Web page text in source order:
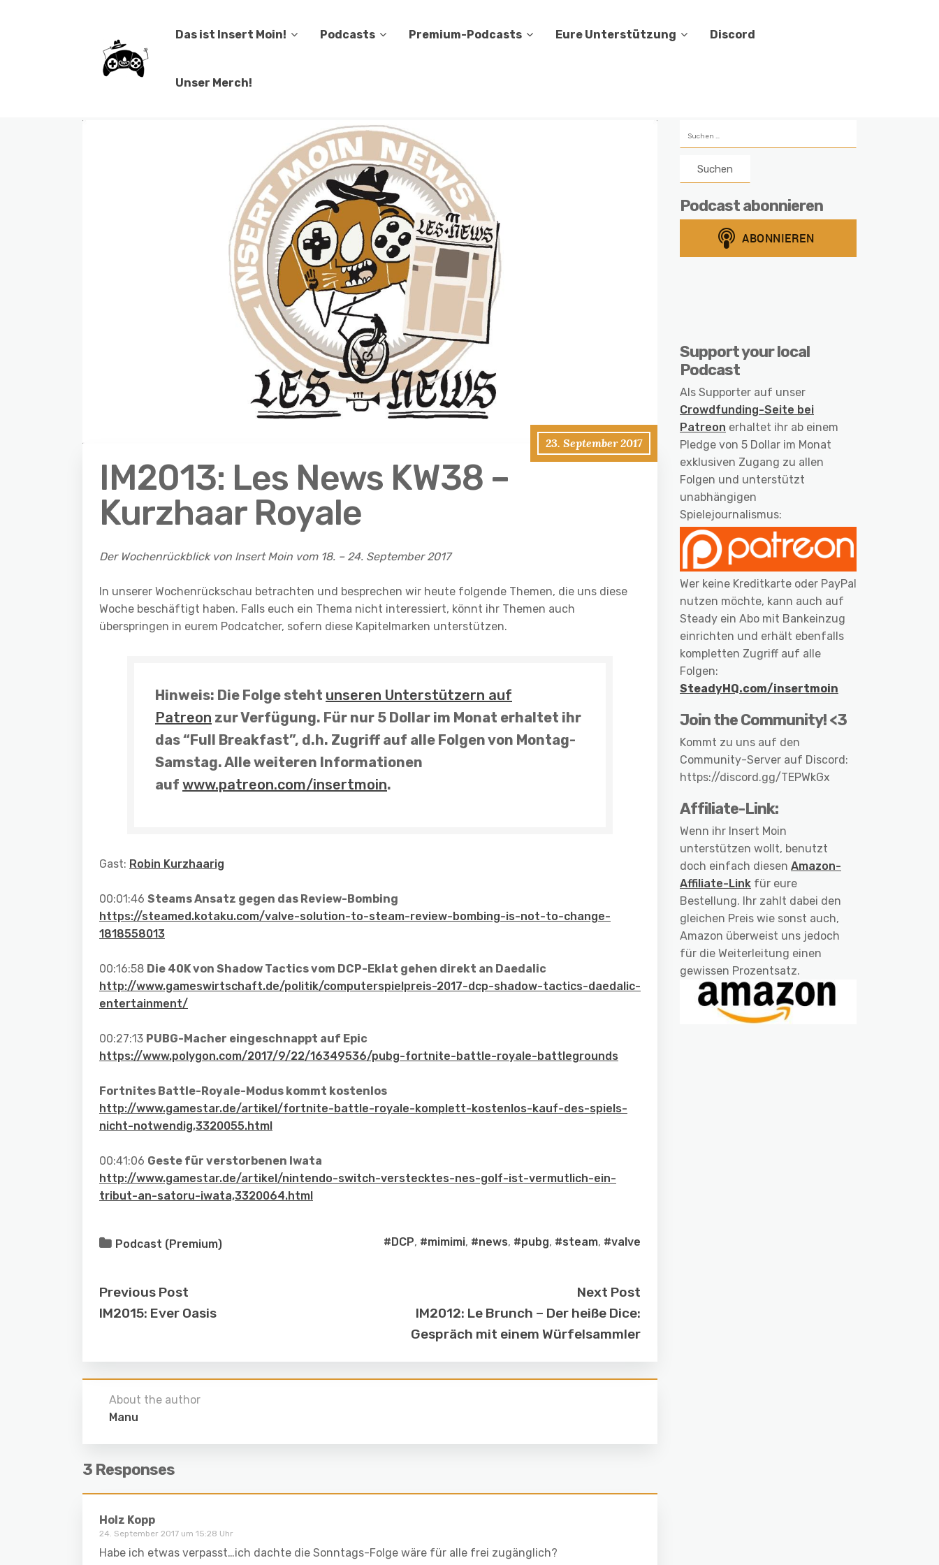
Das ist Insert Moin! Podcasts Premium-Podcasts Eure Unterstützung Discord
Unser Merch!
23. September 2017
IM2013: Les News KW38 –
Kurzhaar Royale
Der Wochenrückblick von Insert Moin vom 18. – 24. September 2017
In unserer Wochenrückschau betrachten und besprechen wir heute folgende Themen, die uns diese
Woche beschäftigt haben. Falls euch ein Thema nicht interessiert, könnt ihr Themen auch
überspringen in eurem Podcatcher, sofern diese Kapitelmarken unterstützen.
Hinweis: Die Folge steht unseren Unterstützern auf
Patreon zur Verfügung. Für nur 5 Dollar im Monat erhaltet ihr
das “Full Breakfast”, d.h. Zugriff auf alle Folgen von Montag-
Samstag. Alle weiteren Informationen
auf www.patreon.com/insertmoin.
Gast: Robin Kurzhaarig
00:01:46 Steams Ansatz gegen das Review-Bombing
https://steamed.kotaku.com/valve-solution-to-steam-review-bombing-is-not-to-change-
1818558013
00:16:58 Die 40K von Shadow Tactics vom DCP-Eklat gehen direkt an Daedalic
http://www.gameswirtschaft.de/politik/computerspielpreis-2017-dcp-shadow-tactics-daedalic-
entertainment/
00:27:13 PUBG-Macher eingeschnappt auf Epic
https://www.polygon.com/2017/9/22/16349536/pubg-fortnite-battle-royale-battlegrounds
Fortnites Battle-Royale-Modus kommt kostenlos
http://www.gamestar.de/artikel/fortnite-battle-royale-komplett-kostenlos-kauf-des-spiels-
nicht-notwendig,3320055.html
00:41:06 Geste für verstorbenen Iwata
http://www.gamestar.de/artikel/nintendo-switch-verstecktes-nes-golf-ist-vermutlich-ein-
tribut-an-satoru-iwata,3320064.html
Podcast (Premium) #DCP, #mimimi, #news, #pubg, #steam, #valve
Previous Post
IM2015: Ever Oasis
Next Post
IM2012: Le Brunch – Der heiße Dice:
Gespräch mit einem Würfelsammler
About the author
Manu
3 Responses
Holz Kopp
24. September 2017 um 15:28 Uhr
Habe ich etwas verpasst…ich dachte die Sonntags-Folge wäre für alle frei zugänglich?
nach:
Podcast abonnieren
Support your local
Podcast
Als Supporter auf unser
Crowdfunding-Seite bei
Patreon erhaltet ihr ab einem
Pledge von 5 Dollar im Monat
exklusiven Zugang zu allen
Folgen und unterstützt
unabhängigen
Spielejournalismus:
Wer keine Kreditkarte oder PayPal
nutzen möchte, kann auch auf
Steady ein Abo mit Bankeinzug
einrichten und erhält ebenfalls
kompletten Zugriff auf alle
Folgen:
SteadyHQ.com/insertmoin
Join the Community! <3
Kommt zu uns auf den
Community-Server auf Discord:
https://discord.gg/TEPWkGx
Affiliate-Link:
Wenn ihr Insert Moin
unterstützen wollt, benutzt
doch einfach diesen Amazon-
Affiliate-Link für eure
Bestellung. Ihr zahlt dabei den
gleichen Preis wie sonst auch,
Amazon überweist uns jedoch
für die Weiterleitung einen
gewissen Prozentsatz.